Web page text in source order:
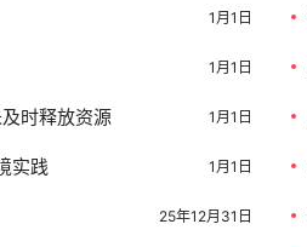
1月1日
1月1日
时释放资源 1月1日
实践 1月1日
25年12月31日